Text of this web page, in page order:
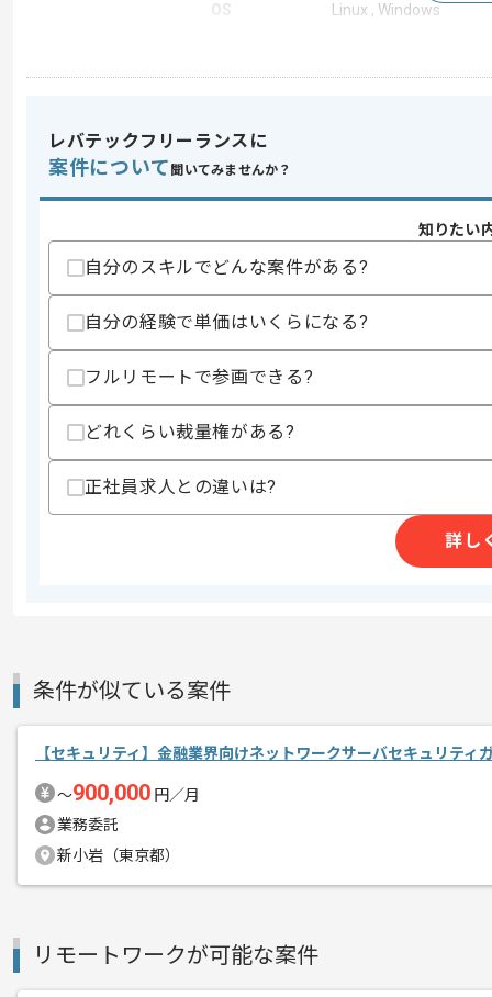
OS
Linux , Windows
この案件のポイント
求めるスキル
・OS(Windows/Linux)の基本機能につい
・システム設計(要件定義～基本設計)経
・Azure Active Directoryの知見
スキルに不安がある方へ
上記に似た経験やスキルをお持ちであれば申
精算・お支払い
作業開始日
エージェントからのコ
メント
レバテックフリーランスに
案件について 聞いてみませんか？
知りたい
自分のスキルでどんな案件がある?
自分の経験で単価はいくらになる?
フルリモートで参画できる?
どれくらい裁量権がある?
正社員求人との違いは?
詳し
条件が似ている案件
【セキュリティ】金融業界向けネットワークサーバセキュリティ
〜900,000 円／月
業務委託
新小岩（東京都）
リモートワークが可能な案件